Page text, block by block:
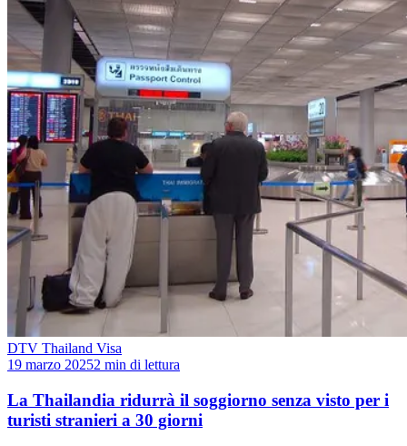
DTV Thailand Visa
19 marzo 20252 min di lettura
La Thailandia ridurrà il soggiorno senza visto per i
turisti stranieri a 30 giorni